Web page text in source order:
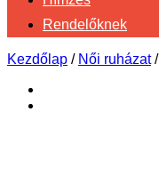
Rendelőknek
Kezdőlap / Női ruházat /